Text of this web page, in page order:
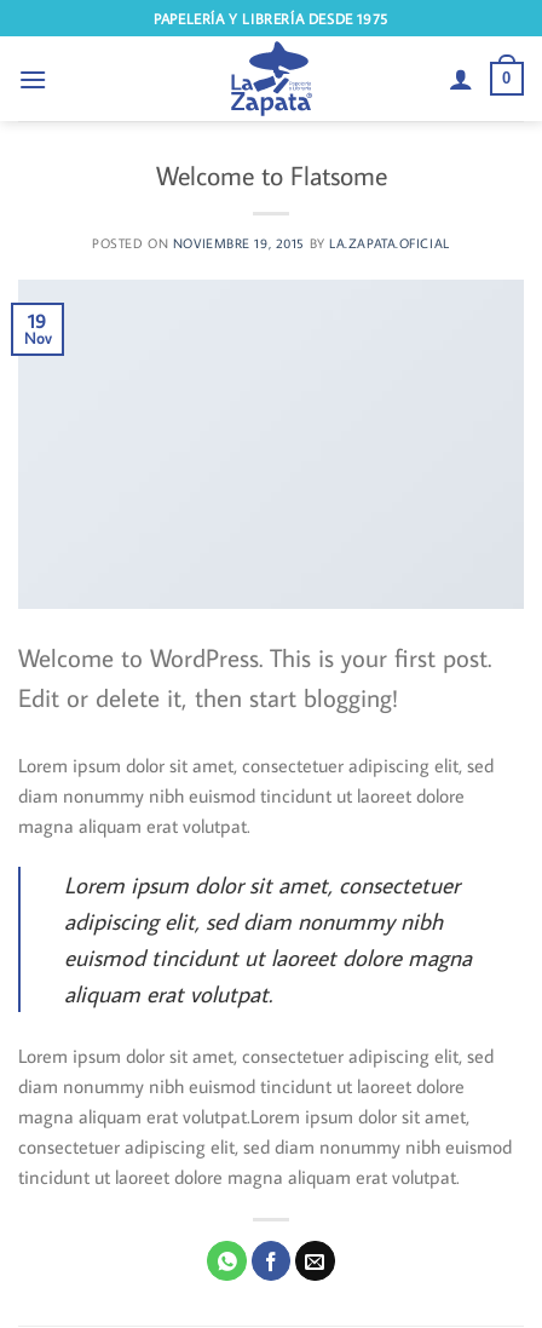
al
contenido
PAPELERÍA Y LIBRERÍA DESDE 1975
0
Welcome to Flatsome
POSTED ON NOVIEMBRE 19, 2015 BYLA.ZAPATA.OFICIAL
19
Nov
Welcome to WordPress. This is your first post.
Edit or delete it, then start blogging!
Lorem ipsum dolor sit amet, consectetuer adipiscing elit, sed
diam nonummy nibh euismod tincidunt ut laoreet dolore
magna aliquam erat volutpat.
Lorem ipsum dolor sit amet, consectetuer
adipiscing elit, sed diam nonummy nibh
euismod tincidunt ut laoreet dolore magna
aliquam erat volutpat.
Lorem ipsum dolor sit amet, consectetuer adipiscing elit, sed
diam nonummy nibh euismod tincidunt ut laoreet dolore
magna aliquam erat volutpat.Lorem ipsum dolor sit amet,
consectetuer adipiscing elit, sed diam nonummy nibh euismod
tincidunt ut laoreet dolore magna aliquam erat volutpat.